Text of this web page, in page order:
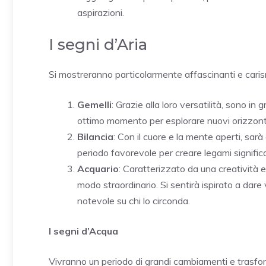
aspirazioni.
I segni d’Aria
Si mostreranno particolarmente affascinanti e
Gemelli: Grazie alla loro versatilità, sono in
ottimo momento per esplorare nuovi
Bilancia: Con il cuore e la mente aperti,
periodo favorevole per creare legami
Acquario: Caratterizzato da una creatività
modo straordinario. Si sentirà ispirato a
notevole su chi lo circonda.
I segni d’Acqua
Vivranno un periodo di grandi cambiamenti e